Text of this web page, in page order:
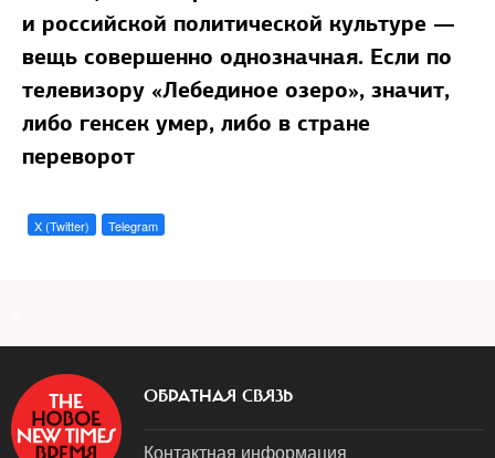
и российской политической культуре —
вещь совершенно однозначная. Если по
телевизору «Лебединое озеро», значит,
либо генсек умер, либо в стране
переворот
X (Twitter) Telegram
ОБРАТНАЯ СВЯЗЬ
Контактная информация